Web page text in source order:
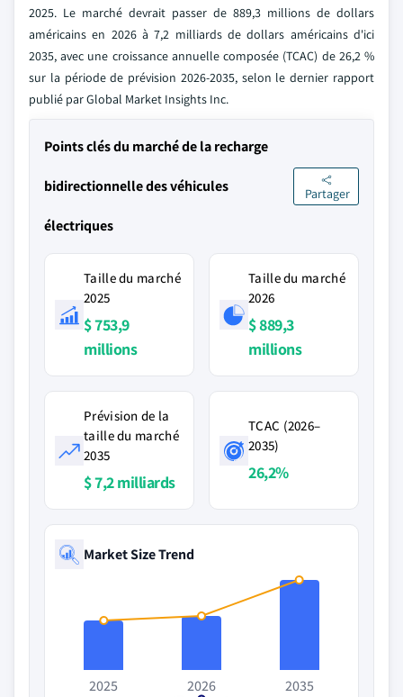
2025. Le marché devrait passer de 889,3 millions de dollars
américains en 2026 à 7,2 milliards de dollars américains d'ici
2035, avec une croissance annuelle composée (TCAC) de 26,2 %
sur la période de prévision 2026-2035, selon le dernier rapport
publié par Global Market Insights Inc.
Points clés du marché de la recharge
bidirectionnelle des véhicules
électriques
Partager
Taille du marché
2025
$ 753,9
millions
Taille du marché
2026
$ 889,3
millions
Prévision de la
taille du marché
2035
$ 7,2 milliards
TCAC (2026–
2035)
26,2%
Market Size Trend
2025
2026
2035